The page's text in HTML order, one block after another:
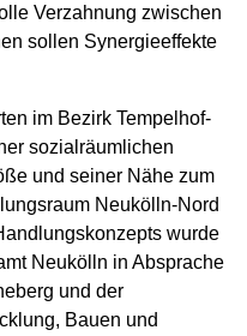
Verzahnung zwischen
sollen Synergieeffekte
im Bezirk Tempelhof-
sozialräumlichen
und seiner Nähe zum
Neukölln-Nord
wurde
Neukölln in Absprache
und der
Bauen und